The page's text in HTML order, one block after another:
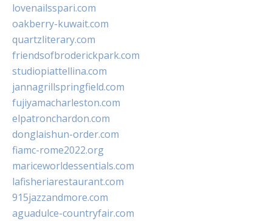
lovenailsspari.com
oakberry-kuwait.com
quartzliterary.com
friendsofbroderickpark.com
studiopiattellina.com
jannagrillspringfield.com
fujiyamacharleston.com
elpatronchardon.com
donglaishun-order.com
fiamc-rome2022.org
mariceworldessentials.com
lafisheriarestaurant.com
915jazzandmore.com
aguadulce-countryfair.com